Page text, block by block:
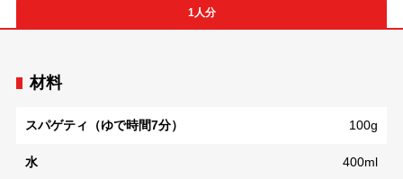
1人分
材料
スパゲティ（ゆで時間7分） 100g
水 400ml